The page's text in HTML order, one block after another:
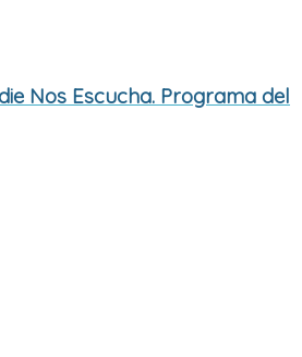
Nos Escucha. Programa del